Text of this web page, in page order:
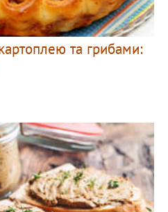
та грибами: